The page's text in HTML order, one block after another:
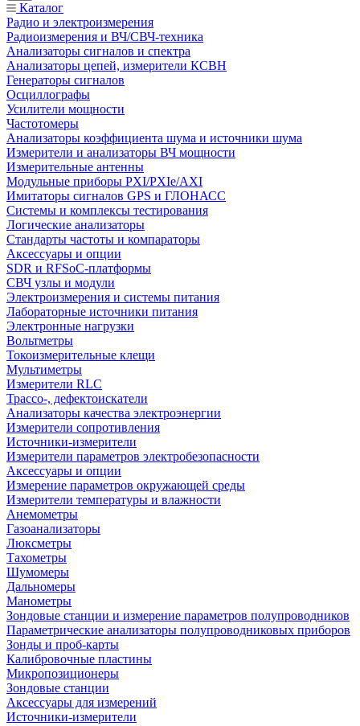
Каталог
Радио и электроизмерения
Радиоизмерения и ВЧ/СВЧ-техника
Анализаторы сигналов и спектра
Анализаторы цепей, измерители КСВН
Генераторы сигналов
Осциллографы
Усилители мощности
Частотомеры
Анализаторы коэффициента шума и источники шума
Измерители и анализаторы ВЧ мощности
Измерительные антенны
Модульные приборы PXI/PXIe/AXI
Имитаторы сигналов GPS и ГЛОНАСС
Системы и комплексы тестирования
Логические анализаторы
Стандарты частоты и компараторы
Аксессуары и опции
SDR и RFSoC‑платформы
СВЧ узлы и модули
Электроизмерения и системы питания
Лабораторные источники питания
Электронные нагрузки
Вольтметры
Токоизмерительные клещи
Мультиметры
Измерители RLC
Трассо-, дефектоискатели
Анализаторы качества электроэнергии
Измерители сопротивления
Источники-измерители
Измерители параметров электробезопасности
Аксессуары и опции
Измерение параметров окружающей среды
Измерители температуры и влажности
Анемометры
Газоанализаторы
Люксметры
Тахометры
Шумомеры
Дальномеры
Манометры
Зондовые станции и измерение параметров полупроводников
Параметрические анализаторы полупроводниковых приборов
Зонды и проб-карты
Калибровочные пластины
Микропозиционеры
Зондовые станции
Аксессуары для измерений
Источники-измерители